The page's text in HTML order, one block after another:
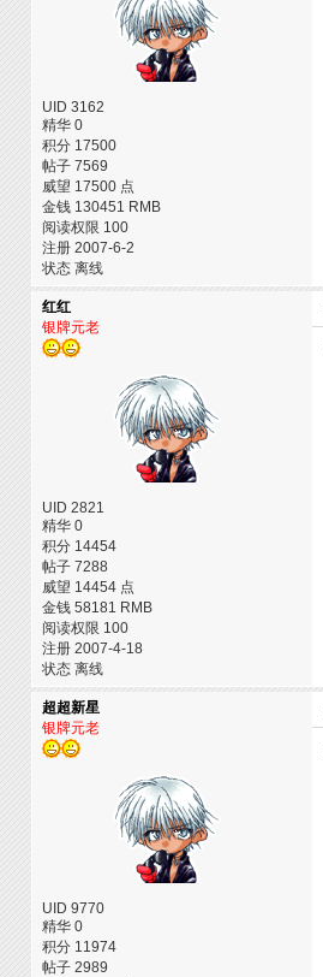
UID 3162
精华 0
积分 17500
帖子 7569
威望 17500 点
金钱 130451 RMB
阅读权限 100
注册 2007-6-2
状态 离线
红红
银牌元老
UID 2821
精华 0
积分 14454
帖子 7288
威望 14454 点
金钱 58181 RMB
阅读权限 100
注册 2007-4-18
状态 离线
超超新星
银牌元老
UID 9770
精华 0
积分 11974
帖子 2989